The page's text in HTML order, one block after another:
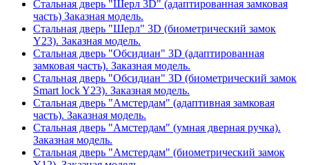
Стальная дверь "Шерл 3D" (адаптированная замковая
часть) Заказная модель.
Стальная дверь "Шерл" 3D (биометрический замок
Y23). Заказная модель.
Стальная дверь "Обсидиан" 3D (адаптированная
замковая часть). Заказная модель.
Стальная дверь "Обсидиан" 3D (биометрический замок
Smart lock Y23). Заказная модель.
Стальная дверь "Амстердам" (адаптивная замковая
часть). Заказная модель.
Стальная дверь "Амстердам" (умная дверная ручка).
Заказная модель.
Стальная дверь "Амстердам" (биометрический замок